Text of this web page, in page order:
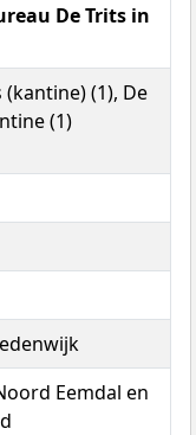
De Trits in
(kantine) (1), De
(1)
Eemdal en